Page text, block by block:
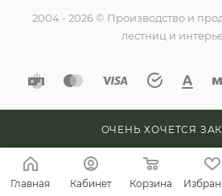
ОЧЕНЬ ХОЧЕТСЯ
2004 - 2026 © Производство и
лестниц и
Главная Кабинет Корзина